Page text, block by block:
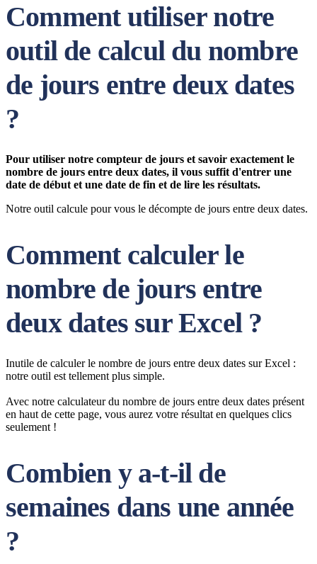
Comment utiliser notre
outil de calcul du nombre
de jours entre deux dates
?
Pour utiliser notre compteur de jours et savoir exactement le
nombre de jours entre deux dates, il vous suffit d'entrer une
date de début et une date de fin et de lire les résultats.
Notre outil calcule pour vous le décompte de jours entre deux dates.
Comment calculer le
nombre de jours entre
deux dates sur Excel ?
Inutile de calculer le nombre de jours entre deux dates sur Excel :
notre outil est tellement plus simple.
Avec notre calculateur du nombre de jours entre deux dates présent
en haut de cette page, vous aurez votre résultat en quelques clics
seulement !
Combien y a-t-il de
semaines dans une année
?